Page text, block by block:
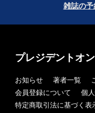
雑誌の
プレジデントオ
お知らせ 著者一覧
会員登録について
個
特定商取引法に基づく表